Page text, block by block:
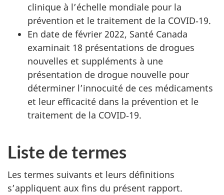
clinique à l’échelle mondiale pour la
prévention et le traitement de la COVID‑19.
En date de février 2022, Santé Canada
examinait 18 présentations de drogues
nouvelles et suppléments à une
présentation de drogue nouvelle pour
déterminer l’innocuité de ces médicaments
et leur efficacité dans la prévention et le
traitement de la COVID‑19.
Liste de termes
Les termes suivants et leurs définitions
s’appliquent aux fins du présent rapport.